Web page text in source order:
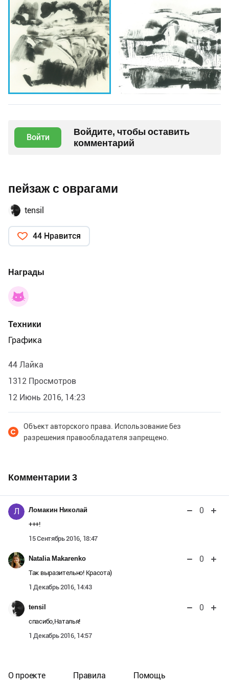
Войти
Войдите, чтобы оставить
комментарий
пейзаж с оврагами
tensil
44 Нравится
Награды
Техники
Графика
44 Лайка
1312 Просмотров
12 Июнь 2016, 14:23
Объект авторского права. Использование без
разрешения правообладателя запрещено.
Комментарии 3
Л Ломакин Николай 0
+++!
15 Сентябрь 2016, 18:47
Natalia Makarenko 0
Так выразительно! Красота)
1 Декабрь 2016, 14:43
tensil 0
спасибо,Наталья!
1 Декабрь 2016, 14:57
О проекте Правила Помощь